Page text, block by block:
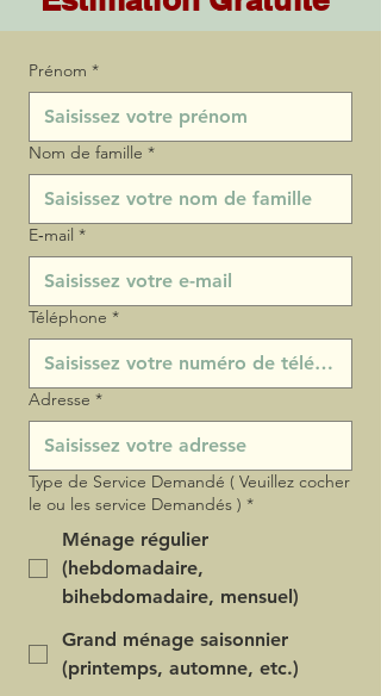
Prénom *
Nom de famille *
E‑mail *
Téléphone *
Adresse *
Type de Service Demandé ( Veuillez cocher
le ou les service Demandés ) *
Ménage régulier
(hebdomadaire,
bihebdomadaire, mensuel)
Grand ménage saisonnier
(printemps, automne, etc.)